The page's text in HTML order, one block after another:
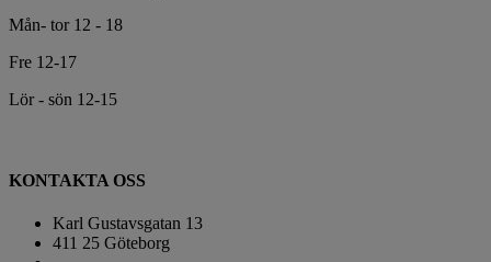
Mån- tor 12 - 18
Fre 12-17
Lör - sön 12-15
KONTAKTA OSS
Karl Gustavsgatan 13
411 25 Göteborg